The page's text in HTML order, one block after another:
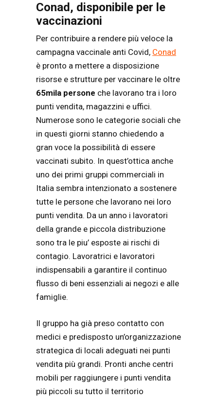
Conad, disponibile per le
vaccinazioni
Per contribuire a rendere più veloce la
campagna vaccinale anti Covid, Conad
è pronto a mettere a disposizione
risorse e strutture per vaccinare le oltre
65mila persone che lavorano tra i loro
punti vendita, magazzini e uffici.
Numerose sono le categorie sociali che
in questi giorni stanno chiedendo a
gran voce la possibilità di essere
vaccinati subito. In quest’ottica anche
uno dei primi gruppi commerciali in
Italia sembra intenzionato a sostenere
tutte le persone che lavorano nei loro
punti vendita. Da un anno i lavoratori
della grande e piccola distribuzione
sono tra le piu’ esposte ai rischi di
contagio. Lavoratrici e lavoratori
indispensabili a garantire il continuo
flusso di beni essenziali ai negozi e alle
famiglie.
Il gruppo ha già preso contatto con
medici e predisposto un’organizzazione
strategica di locali adeguati nei punti
vendita più grandi. Pronti anche centri
mobili per raggiungere i punti vendita
più piccoli su tutto il territorio